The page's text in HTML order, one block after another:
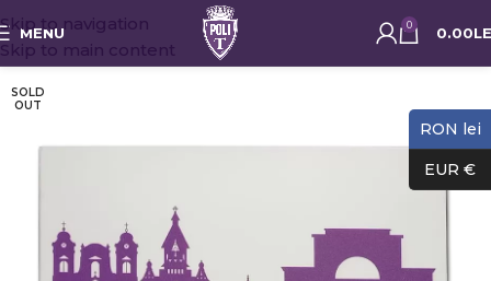
Skip to navigation
Skip to main content
MENU 0 0.00
SOLD
OUT
RON lei
EUR €